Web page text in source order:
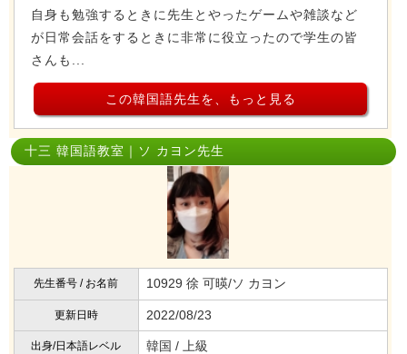
自身も勉強するときに先生とやったゲームや雑談など
が日常会話をするときに非常に役立ったので学生の皆
さんも...
この韓国語先生を、もっと見る
十三 韓国語教室｜ソ カヨン先生
先生番号 / お名前 10929 徐 可暎/ソ カヨン
更新日時 2022/08/23
出身/日本語レベル 韓国 / 上級